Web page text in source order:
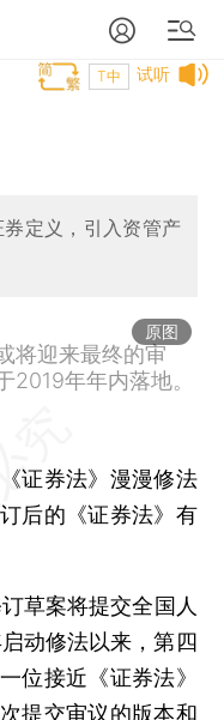
试听
T中
定义，引入资管产
原图
将迎来最终的审
2019年年内落地。
证券法》漫漫修法
后的《证券法》有
草案将提交全国人
动修法以来，第四
位接近《证券法》
提交审议的版本和